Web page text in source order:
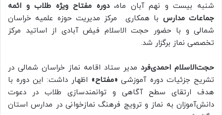
شنبه بیست و نهم آبان ماه،دوره مفتاح ویژه طلاب و ائمه
جماعات مدارس با همکاری مرکز مدیریت حوزه علمیه خراسان
شمالی و با حضور حجت الاسلام فیض آبادی از اساتید مرکز
تخصصی نماز برگزار شد.
حجت‌الاسلام احمدی‌فرد مدیر ستاد اقامه نماز خراسان شمالی در
تشریح جزئیات دوره آموزشی «مفتاح» اظهار داشت: این دوره با
هدف ارتقای سطح آگاهی و توانمندسازی طلاب در دعوت
دانش‌آموزان به نماز و ترویج فرهنگ نمازخوانی در مدارس استان